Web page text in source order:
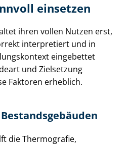
einsetzen
ihren vollen Nutzen erst,
interpretiert und in
eingebettet
und Zielsetzung
Faktoren erheblich.
die Thermografie,